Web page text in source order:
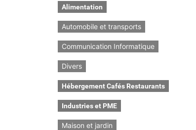
Alimentation
Automobile et transports
Communication Informatique
Divers
Hébergement Cafés Restaurants
Industries et PME
Maison et jardin